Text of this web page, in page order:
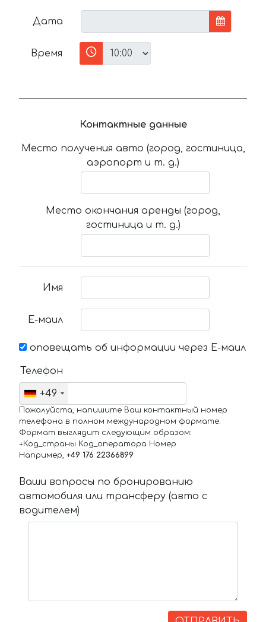
Дата
Время
Контактные данные
Место получения авто (город, гостиница,
аэропорт и т. д.)
Место окончания аренды (город,
гостиница и т. д.)
Имя
Е-маил
оповещать об информации через Е-маил
Телефон
+49
Пожалуйста, напишите Ваш контактный номер
телефона в полном международном формате.
Формат выглядит следующим образом:
+Код_страны Код_оператора Номер
Например, +49 176 22366899
Ваши вопросы по бронированию
автомобиля или трансферу (авто с
водителем)